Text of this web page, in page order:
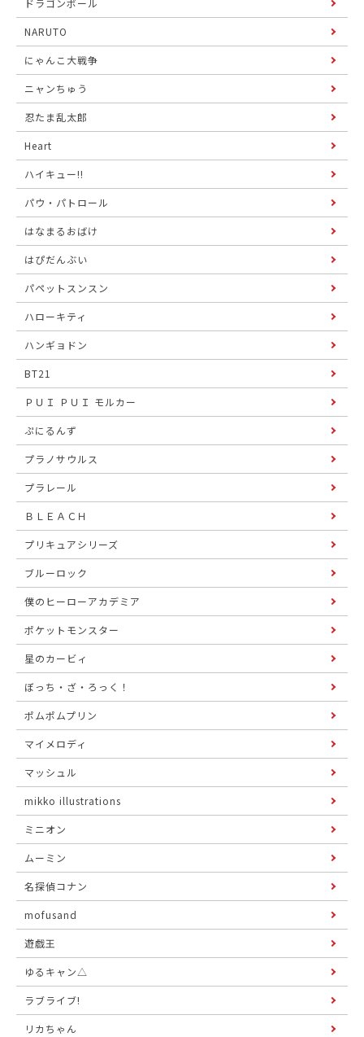
ドラゴンボール
NARUTO
にゃんこ大戦争
ニャンちゅう
忍たま乱太郎
Heart
ハイキュー!!
パウ・パトロール
はなまるおばけ
はぴだんぶい
パペットスンスン
ハローキティ
ハンギョドン
BT21
ＰＵＩ ＰＵＩ モルカー
ぷにるんず
プラノサウルス
プラレール
ＢＬＥＡＣＨ
プリキュアシリーズ
ブルーロック
僕のヒーローアカデミア
ポケットモンスター
星のカービィ
ぼっち・ざ・ろっく！
ポムポムプリン
マイメロディ
マッシュル
mikko illustrations
ミニオン
ムーミン
名探偵コナン
mofusand
遊戯王
ゆるキャン△
ラブライブ!
リカちゃん